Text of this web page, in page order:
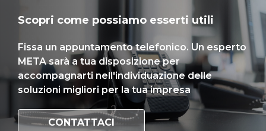
Scopri come possiamo esserti utili
Fissa un appuntamento telefonico. Un esperto
META sarà a tua disposizione per
accompagnarti nell'individuazione delle
soluzioni migliori per la tua impresa
CONTATTACI